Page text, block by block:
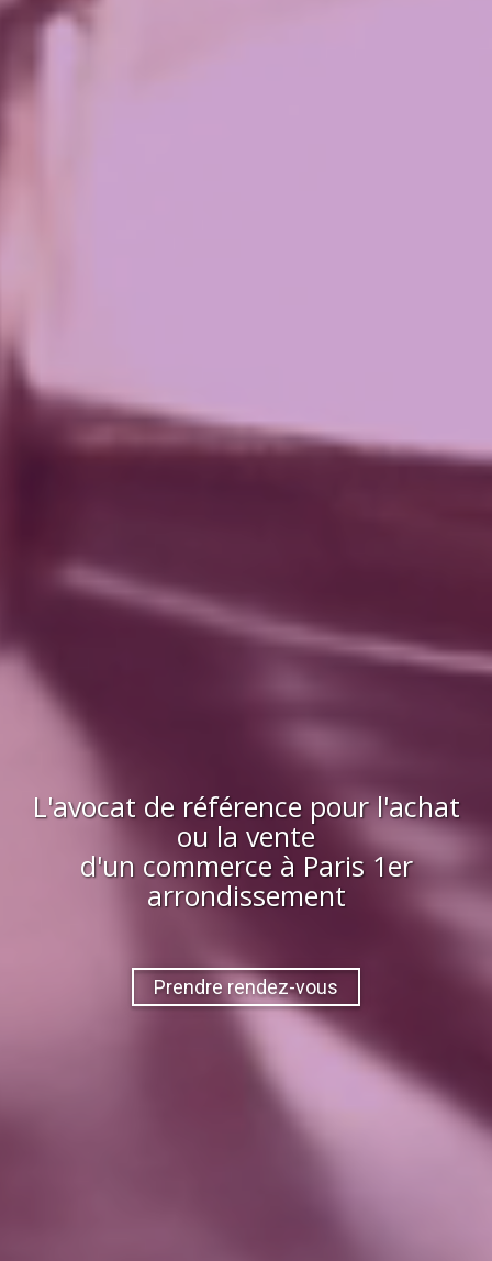
L'avocat de référence pour l'achat
ou la vente
d'un commerceà Paris 1er
arrondissement
Prendre rendez-vous